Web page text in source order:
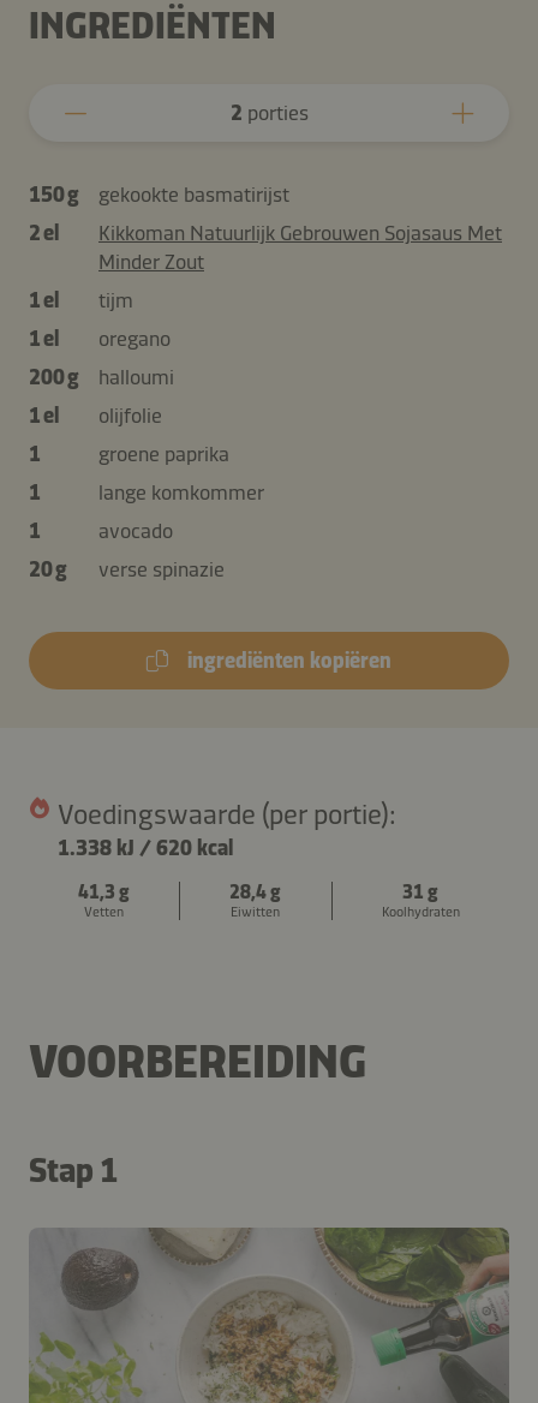
INGREDIËNTEN
2 porties
150 g
gekookte basmatirijst
2 el
Kikkoman Natuurlijk Gebrouwen Sojasaus Met
Minder Zout
1 el
tijm
1 el
oregano
200 g
halloumi
1 el
olijfolie
1
groene paprika
1
lange komkommer
1
avocado
20 g
verse spinazie
ingrediënten kopiëren
Voedingswaarde (per portie):
1.338 kJ /620 kcal
41,3 g
Vetten
28,4 g
Eiwitten
31 g
Koolhydraten
VOORBEREIDING
Stap 1